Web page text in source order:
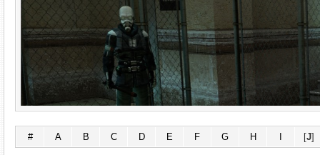
# A B C D E F G H [J]